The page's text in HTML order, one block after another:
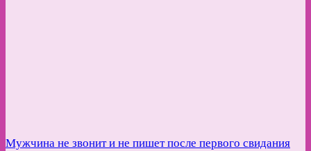
Мужчина не звонит и не пишет после первого свидания